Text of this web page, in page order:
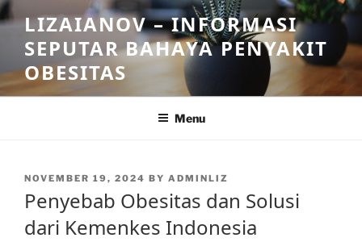
Skip
to
content
LIZAIANOV – INFORMASI
SEPUTAR BAHAYA PENYAKIT
OBESITAS
Menu
POSTED
NOVEMBER 19, 2024 BY ADMINLIZ
Penyebab Obesitas dan Solusi
dari Kemenkes Indonesia